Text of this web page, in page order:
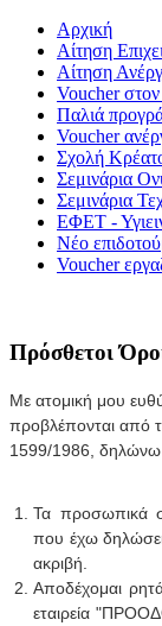
Αρχική
Αίτηση
Αίτηση
Voucher
Παλιά
Voucher
Σχολή
Σεμινάρια
Σεμινάρια
ΕΦΕΤ -
Νέο
Voucher
Πρόσθετοι
Με ατομική μου
προβλέπονται από
1599/1986, δηλώνω
Τα προσωπικά
που έχω
ακριβή.
Αποδέχομαι
εταιρεία